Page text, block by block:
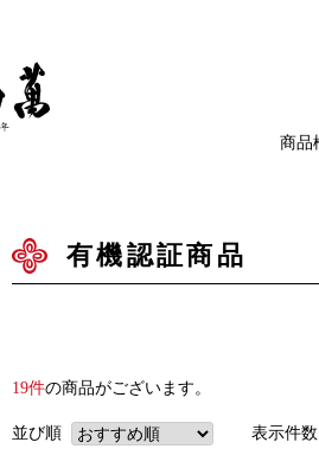
有機認証商品
19件の商品がございます。
並び順 表示件数